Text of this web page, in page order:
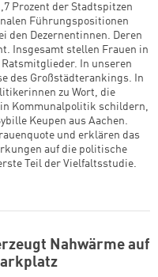
Prozent der Stadtspitzen
Führungspositionen
den Dezernentinnen. Deren
Insgesamt stellen Frauen in
In unseren
des Großstädterankings. In
zu Wort, die
in Kommunalpolitik schildern,
Keupen aus Aachen.
und erklären das
auf die politische
Teil der Vielfaltsstudie.
Nahwärme auf